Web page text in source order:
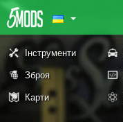
Інструменти
Зброя
Карти